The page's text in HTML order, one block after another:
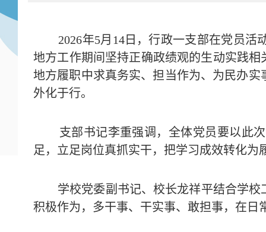
2026年5月14日，行政一支部在党员
地方工作期间坚持正确政绩观的生动实践
地方履职中求真务实、担当作为、为民办
外化于行。
支部书记李重强调，全体党员要以此
足，立足岗位真抓实干，把学习成效转化为
学校党委副书记、校长龙祥平结合学
积极作为，多干事、干实事、敢担事，在日